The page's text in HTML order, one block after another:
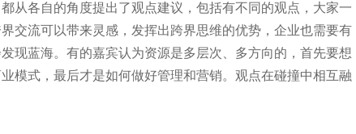
从各自的角度提出了观点建议，包括有不同的观点，大家一
交流可以带来灵感，发挥出跨界思维的优势，企业也需要有
现蓝海。有的嘉宾认为资源是多层次、多方向的，首先要想
模式，最后才是如何做好管理和营销。观点在碰撞中相互融